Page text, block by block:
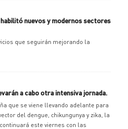
nuevos y modernos sectores
que seguirán mejorando la
a cabo otra intensiva jornada.
que se viene llevando adelante para
del dengue, chikungunya y zika, la
este viernes con las